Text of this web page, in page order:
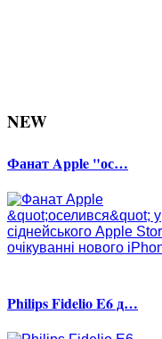
NEW
Фанат Apple "ос…
Philips Fidelio E6 д…